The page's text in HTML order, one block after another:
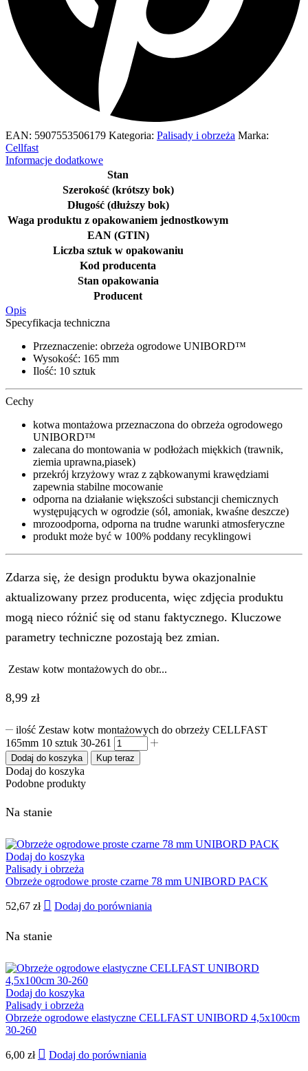
EAN: 5907553506179 Kategoria: Palisady i obrzeża Marka:
Cellfast
Informacje dodatkowe
Stan
Szerokość (krótszy bok)
Długość (dłuższy bok)
Waga produktu z opakowaniem jednostkowym
EAN (GTIN)
Liczba sztuk w opakowaniu
Kod producenta
Stan opakowania
Producent
Opis
Specyfikacja techniczna
Przeznaczenie: obrzeża ogrodowe UNIBORD™
Wysokość: 165 mm
Ilość: 10 sztuk
Cechy
kotwa montażowa przeznaczona do obrzeża ogrodowego
UNIBORD™
zalecana do montowania w podłożach miękkich (trawnik,
ziemia uprawna,piasek)
przekrój krzyżowy wraz z ząbkowanymi krawędziami
zapewnia stabilne mocowanie
odporna na działanie większości substancji chemicznych
występujących w ogrodzie (sól, amoniak, kwaśne deszcze)
mrozoodporna, odporna na trudne warunki atmosferyczne
produkt może być w 100% poddany recyklingowi
Zdarza się, że design produktu bywa okazjonalnie
aktualizowany przez producenta, więc zdjęcia produktu
mogą nieco różnić się od stanu faktycznego. Kluczowe
parametry techniczne pozostają bez zmian.
Zestaw kotw montażowych do obr...
8,99 zł
ilość Zestaw kotw montażowych do obrzeży CELLFAST
165mm 10 sztuk 30-261
Dodaj do koszyka Kup teraz
Dodaj do koszyka
Podobne produkty
Na stanie
Dodaj do koszyka
Palisady i obrzeża
Obrzeże ogrodowe proste czarne 78 mm UNIBORD PACK
52,67 zł Dodaj do porówniania
Na stanie
Dodaj do koszyka
Palisady i obrzeża
Obrzeże ogrodowe elastyczne CELLFAST UNIBORD 4,5x100cm
30-260
6,00 zł Dodaj do porówniania